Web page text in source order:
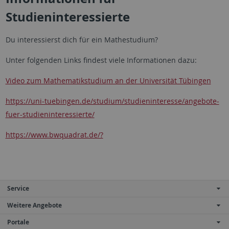
Studieninteressierte
Du interessierst dich für ein Mathestudium?
Unter folgenden Links findest viele Informationen dazu:
Video zum Mathematikstudium an der Universität Tübingen
https://uni-tuebingen.de/studium/studieninteresse/angebote-
fuer-studieninteressierte/
https://www.bwquadrat.de/?
Service
Weitere Angebote
Portale